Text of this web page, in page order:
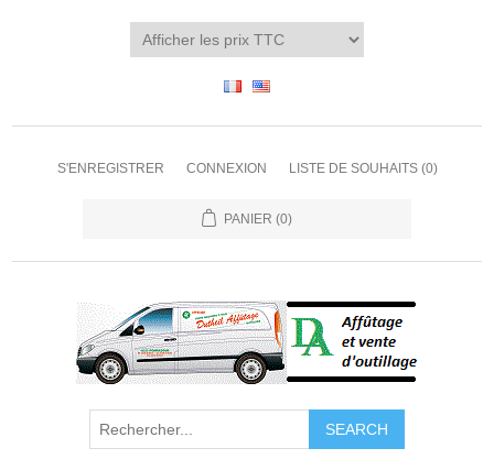
S'ENREGISTRER CONNEXION LISTE DE SOUHAITS (0)
PANIER (0)